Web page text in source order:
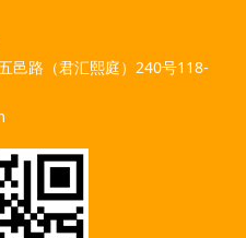
邑路（君汇熙庭）240号118-